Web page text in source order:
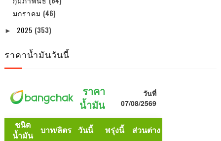
มกราคม (46)
► 2025 (353)
ราคาน้ำมันวันนี้